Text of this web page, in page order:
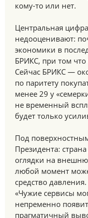
кому-то или нет.
Центральная
недооценивают:
экономики в
БРИКС, при том что
Сейчас БРИКС —
по паритету
менее 29 у
не временный
будет только
Под
Президента:
оглядки на
любой момент
средство
«Чужие сервисы
непременно
прагматичный